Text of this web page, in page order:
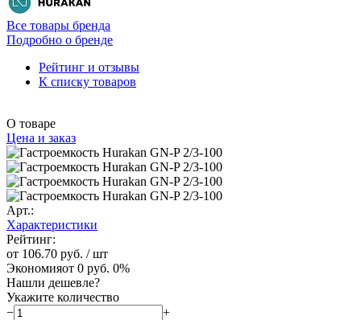
Все товары бренда
Подробно о бренде
Рейтинг и отзывы
К списку товаров
О товаре
Цена и заказ
Арт.:
Характеристики
Рейтинг:
от 106.70 руб. / шт
Экономияот 0 руб. 0%
Нашли дешевле?
Укажите количество
−
+